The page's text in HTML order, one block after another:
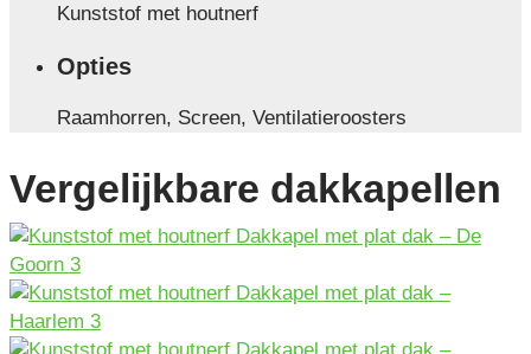
Kunststof met houtnerf
Opties
Raamhorren, Screen, Ventilatieroosters
Vergelijkbare dakkapellen